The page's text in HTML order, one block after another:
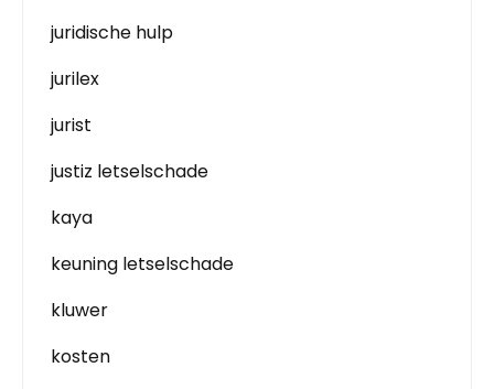
juridische hulp
jurilex
jurist
justiz letselschade
kaya
keuning letselschade
kluwer
kosten